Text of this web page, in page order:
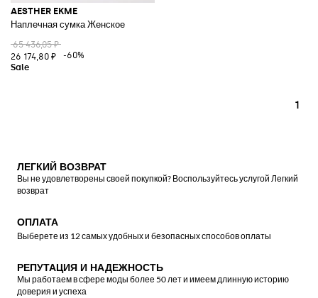
AESTHER EKME
Наплечная сумка Женское
65 436,05 ₽
26 174,80 ₽
-60%
1
ЛЕГКИЙ ВОЗВРАТ
Вы не удовлетворены своей покупкой? Воспользуйтесь услугой Легкий
возврат
ОПЛАТА
Выберете из 12 самых удобных и безопасных способов оплаты
РЕПУТАЦИЯ И НАДЕЖНОСТЬ
Мы работаем в сфере моды более 50 лет и имеем длинную историю
доверия и успеха